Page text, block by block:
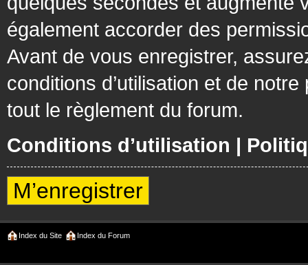
également accorder des
Avant de vous enregistrer,
conditions d’utilisation et de
tout le règlement du forum.
Conditions d’utilisation |
M’enregistrer
Index du Site Index du Forum